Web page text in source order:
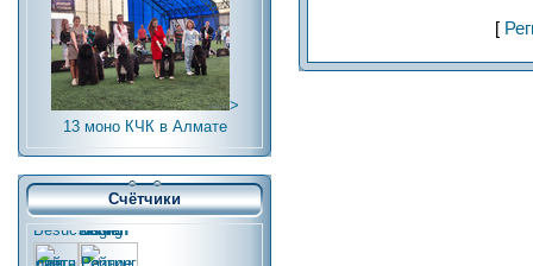
>
13 моно КЧК в Алмате
Счётчики
[